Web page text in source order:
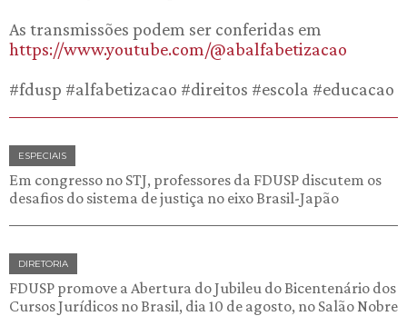
As transmissões podem ser conferidas em
https://www.youtube.com/@abalfabetizacao
#fdusp #alfabetizacao #direitos #escola #educacao
ESPECIAIS
Em congresso no STJ, professores da FDUSP discutem os
desafios do sistema de justiça no eixo Brasil-Japão
DIRETORIA
FDUSP promove a Abertura do Jubileu do Bicentenário dos
Cursos Jurídicos no Brasil, dia 10 de agosto, no Salão Nobre